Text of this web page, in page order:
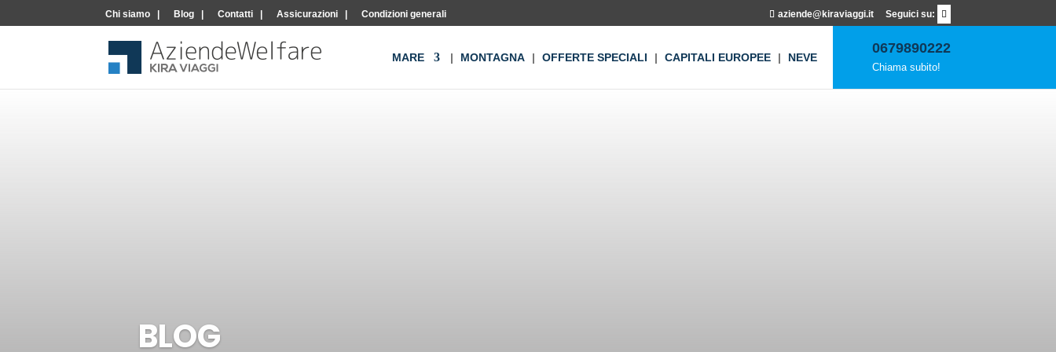
aziende@kiraviaggi.it
Chi siamo Blog Contatti Assicurazioni Condizioni generali
0679890222
Chiama subito!
MARE MONTAGNA OFFERTE SPECIALI CAPITALI EUROPEE NEVE
BLOG